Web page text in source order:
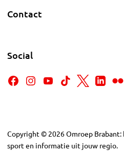
Contact
Social
Copyright © 2026Omroep
sport en informatie uit jouw regio.